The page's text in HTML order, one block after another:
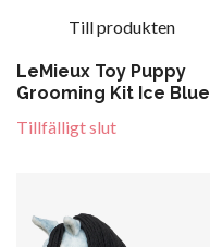
Till produkten
LeMieux Toy Puppy
Grooming Kit Ice Blue
Tillfälligt slut